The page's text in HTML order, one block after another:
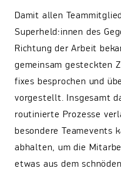
Damit allen
Superheld:innen des
Richtung der Arbeit
gemeinsam gesteckten
fixes besprochen und
vorgestellt. Insgesamt
routinierte Prozesse
besondere Teamevents
abhalten, um die
etwas aus dem